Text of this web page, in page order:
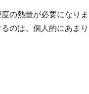
の熱量が必要になりま
のは、個人的にあまり